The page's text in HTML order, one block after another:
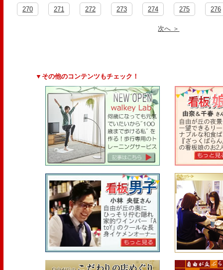
270 271 272 273 274 275 276
次へ ＞
▼その他のコンテンツもチェック！